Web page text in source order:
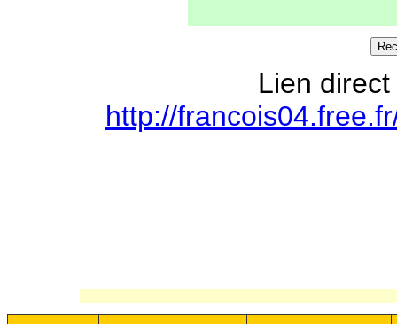
Lien
http://